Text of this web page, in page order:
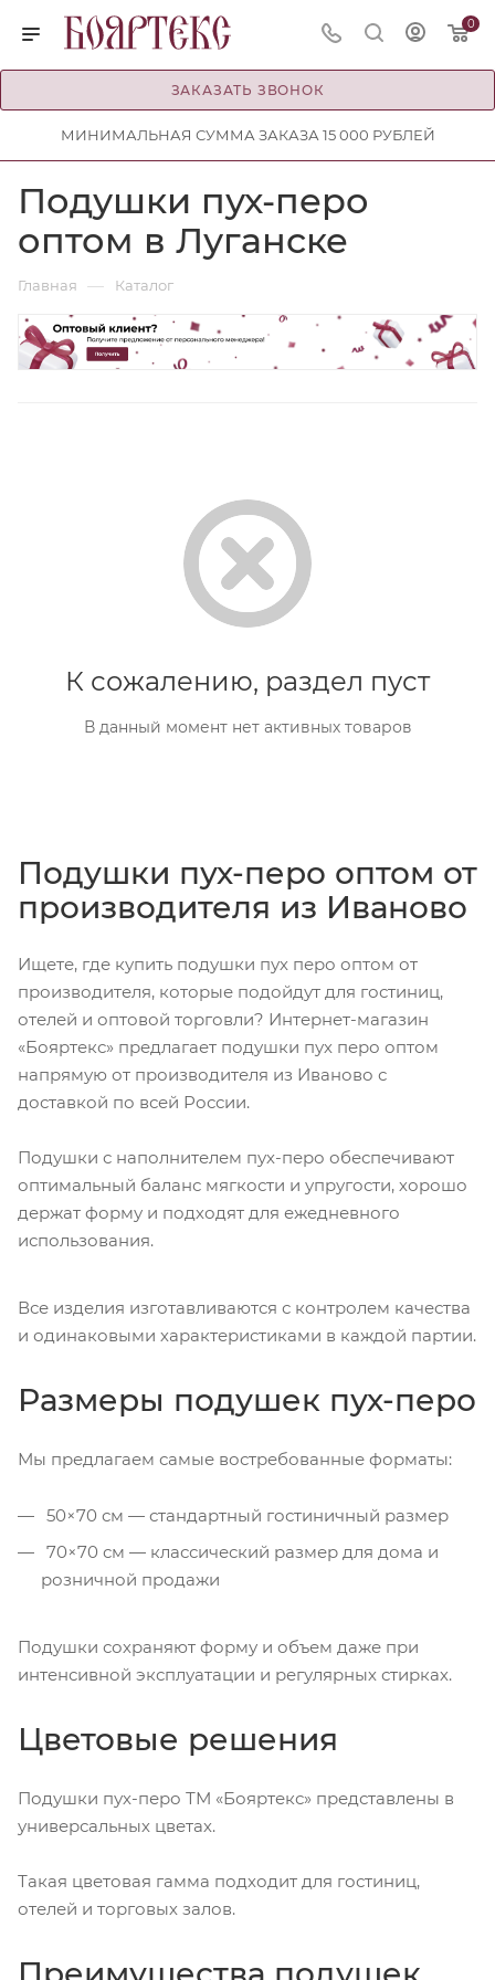
0
ЗАКАЗАТЬ ЗВОНОК
МИНИМАЛЬНАЯ СУММА ЗАКАЗА 15 000 РУБЛЕЙ
Подушки пух-перо
оптом в Луганске
Главная — Каталог
К сожалению, раздел пуст
В данный момент нет активных товаров
Подушки пух-перо оптом от
производителя из Иваново
Ищете, где купить подушки пух перо оптом от
производителя, которые подойдут для гостиниц,
отелей и оптовой торговли? Интернет-магазин
«Бояртекс» предлагает подушки пух перо оптом
напрямую от производителя из Иваново с
доставкой по всей России.
Подушки с наполнителем пух-перо обеспечивают
оптимальный баланс мягкости и упругости, хорошо
держат форму и подходят для ежедневного
использования.
Все изделия изготавливаются с контролем качества
и одинаковыми характеристиками в каждой партии.
Размеры подушек пух-перо
Мы предлагаем самые востребованные форматы:
50×70 см — стандартный гостиничный размер
70×70 см — классический размер для дома и
розничной продажи
Подушки сохраняют форму и объем даже при
интенсивной эксплуатации и регулярных стирках.
Цветовые решения
Подушки пух-перо ТМ «Бояртекс» представлены в
универсальных цветах.
Такая цветовая гамма подходит для гостиниц,
отелей и торговых залов.